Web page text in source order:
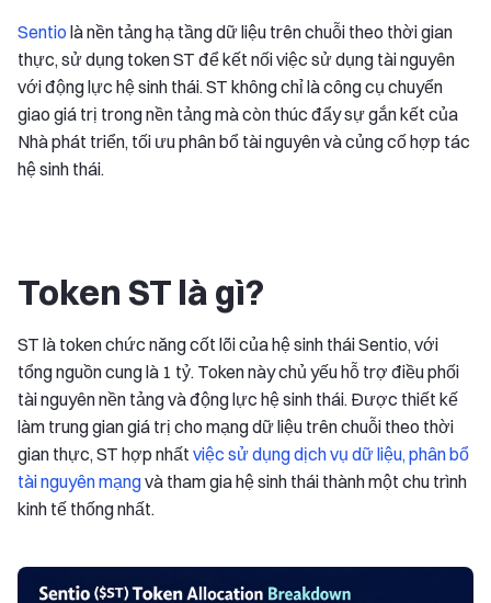
Sentio là nền tảng hạ tầng dữ liệu trên chuỗi theo thời gian
thực, sử dụng token ST để kết nối việc sử dụng tài nguyên
với động lực hệ sinh thái. ST không chỉ là công cụ chuyển
giao giá trị trong nền tảng mà còn thúc đẩy sự gắn kết của
Nhà phát triển, tối ưu phân bổ tài nguyên và củng cố hợp tác
hệ sinh thái.
Token ST là gì?
ST là token chức năng cốt lõi của hệ sinh thái Sentio, với
tổng nguồn cung là 1 tỷ. Token này chủ yếu hỗ trợ điều phối
tài nguyên nền tảng và động lực hệ sinh thái. Được thiết kế
làm trung gian giá trị cho mạng dữ liệu trên chuỗi theo thời
gian thực, ST hợp nhất việc sử dụng dịch vụ dữ liệu, phân bổ
tài nguyên mạngvà tham gia hệ sinh thái thành một chu trình
kinh tế thống nhất.